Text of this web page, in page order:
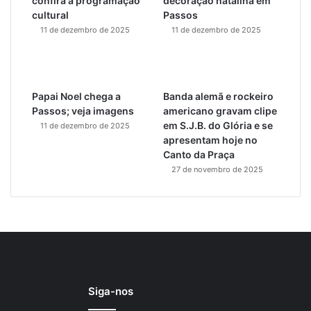
cultural
11 de dezembro de 2025
Passos
11 de dezembro de 2025
Papai Noel chega a
Passos; veja imagens
11 de dezembro de 2025
Banda alemã e rockeiro
americano gravam clipe
em S.J.B. do Glória e se
apresentam hoje no
Canto da Praça
27 de novembro de 2025
Siga-nos